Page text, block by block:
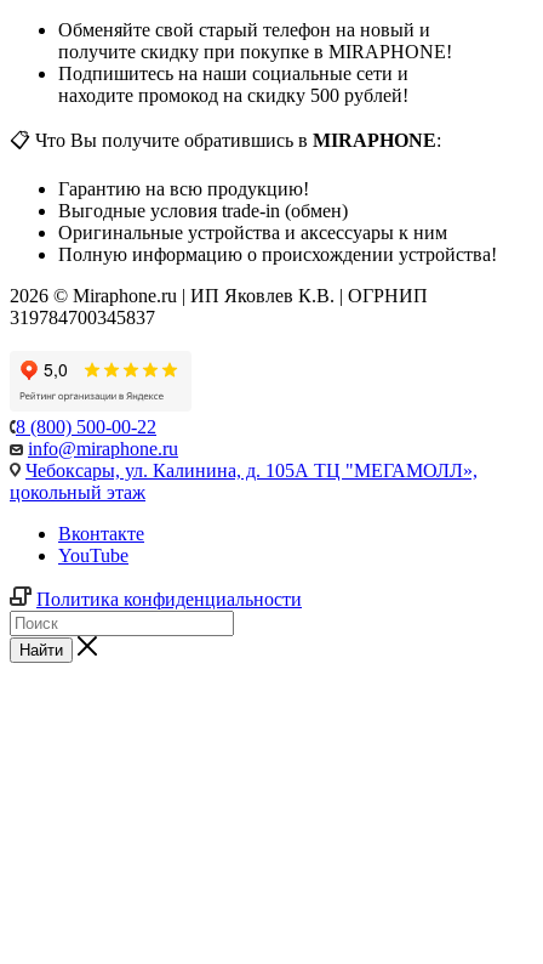
Обменяйте свой старый телефон на новый и
получите скидку при покупке в MIRAPHONE!
Подпишитесь на наши социальные сети и
находите промокод на скидку 500 рублей!
📋 Что Вы получите обратившись в MIRAPHONE:
Гарантию на всю продукцию!
Выгодные условия trade-in (обмен)
Оригинальные устройства и аксессуары к ним
Полную информацию о происхождении устройства!
2026 © Miraphone.ru | ИП Яковлев К.В. | ОГРНИП
319784700345837
8 (800) 500-00-22
info@miraphone.ru
Чебоксары, ул. Калинина, д. 105А ТЦ "МЕГАМОЛЛ»,
цокольный этаж
Вконтакте
YouTube
Политика конфиденциальности
Найти